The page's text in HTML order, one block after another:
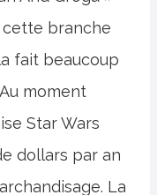
branche
fait beaucoup
moment
Star Wars
dollars par an
La